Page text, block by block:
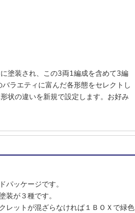
装され、この3両1編成を含めて3編
エティに富んだ各形態をセレクトし
状の違いを新規で設定します。お好み
ッケージです。
装が３種です。
レットが混ざらなければ１ＢＯＸで緑色